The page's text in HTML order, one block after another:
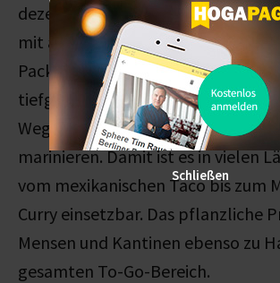
dezenten Hähnchengeschmack
mit anderen Speisen kombinieren.
Packungen mit jeweils drei
tiefgefroren und dadurch zwölf
Wegen der faserigen Textur lässt
marinieren. Damit ist es in vielen
vom mexikanischen Taco bis zum
Curry einsetzbar. Das pflanzliche
Mensen und Kantinen ebenso zu
gesamten To-Go-Bereich.
Schließen